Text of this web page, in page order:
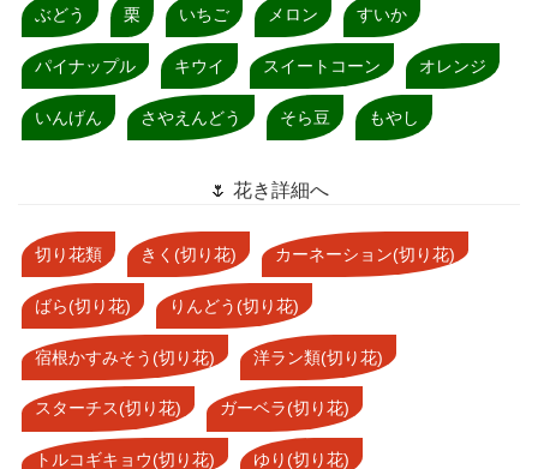
ぶどう 栗 いちご メロン すいか
パイナップル キウイ スイートコーン オレンジ
いんげん さやえんどう そら豆 もやし
🌷 花き詳細へ
切り花類 きく(切り花) カーネーション(切り花)
ばら(切り花) りんどう(切り花)
宿根かすみそう(切り花) 洋ラン類(切り花)
スターチス(切り花) ガーベラ(切り花)
トルコギキョウ(切り花) ゆり(切り花)